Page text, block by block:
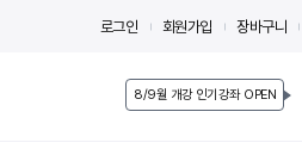
로그인 회원가입 장바구니
8/9월 개강 인기강좌 OPEN